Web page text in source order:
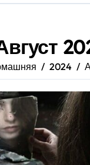
2024